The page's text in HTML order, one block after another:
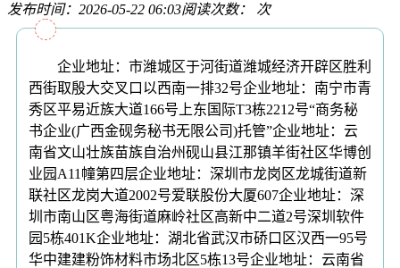
发布时间：2026-05-22 06:03阅读次数： 次
企业地址：市潍城区于河街道潍城经济开辟区胜利
西街取殷大交叉口以西南一排32号企业地址：南宁市青
秀区平易近族大道166号上东国际T3栋2212号“商务秘
书企业(广西金砚务秘书无限公司)托管”企业地址：云
南省文山壮族苗族自治州砚山县江那镇羊街社区华博创
业园A11幢第四层企业地址：深圳市龙岗区龙城街道新
联社区龙岗大道2002号爱联股份大厦607企业地址：深
圳市南山区粤海街道麻岭社区高新中二道2号深圳软件
园5栋401K企业地址：湖北省武汉市硚口区汉西一95号
华中建建粉饰材料市场北区5栋13号企业地址：云南省